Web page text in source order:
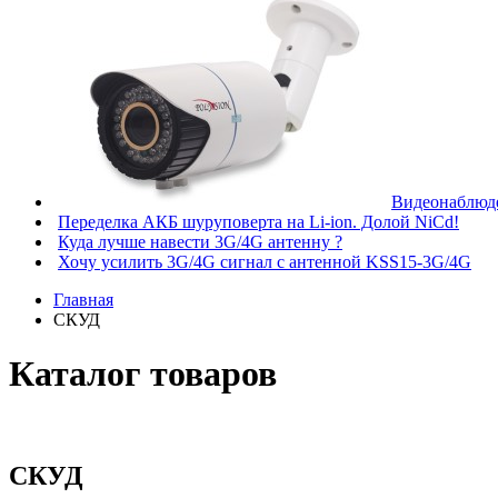
Переделка АКБ шуруповерта на Li-ion. Долой NiCd!
Куда лучше навести 3G/4G антенну ?
Хочу усилить 3G/4G сигнал с антенной KSS15-3G/4G
Главная
СКУД
Каталог товаров
СКУД